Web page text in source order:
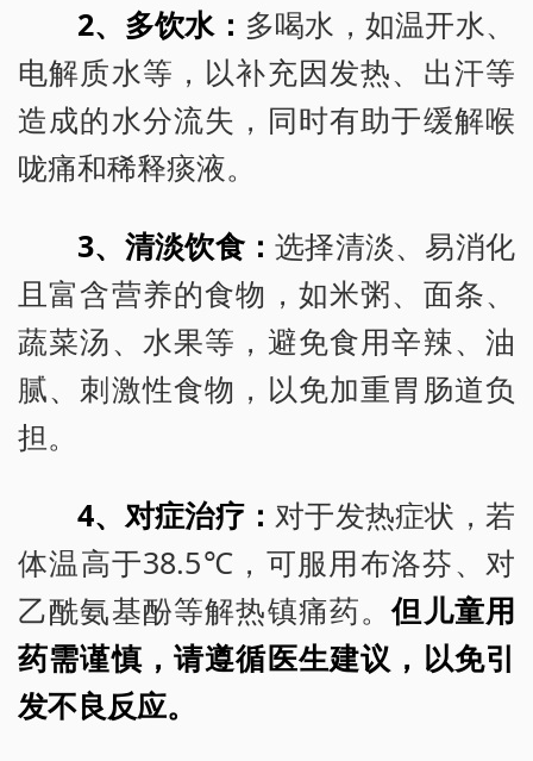
2、多饮水： 多喝水，如温开水、
电解质水等，以补充因发热、出汗等
造成的水分流失，同时有助于缓解喉
咙痛和稀释痰液。
3、清淡饮食：选择清淡、易消化
且富含营养的食物，如米粥、面条、
蔬菜汤、水果等，避免食用辛辣、油
腻、刺激性食物，以免加重胃肠道负
担。
4、对症治疗：对于发热症状，若
体温高于38.5℃，可服用布洛芬、对
乙酰氨基酚等解热镇痛药。但儿童用
药需谨慎，请遵循医生建议，以免引
发不良反应。